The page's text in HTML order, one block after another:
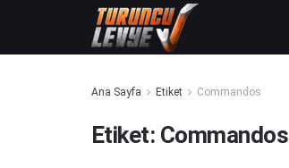
Ana Sayfa Etiket Commandos
Etiket: Commandos